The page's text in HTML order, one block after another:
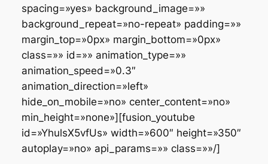
spacing=»yes» background_image=»»
background_repeat=»no-repeat» padding=»»
margin_top=»0px» margin_bottom=»0px»
class=»» id=»» animation_type=»»
animation_speed=»0.3″
animation_direction=»left»
hide_on_mobile=»no» center_content=»no»
min_height=»none»][fusion_youtube
id=»YhulsX5vfUs» width=»600″ height=»350″
autoplay=»no» api_params=»» class=»»/]